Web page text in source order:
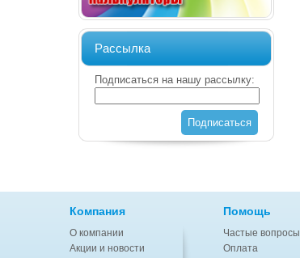
Рассылка
Подписаться на нашу рассылку:
Подписаться
Компания
О компании
Акции и новости
Помощь
Частые вопросы
Оплата